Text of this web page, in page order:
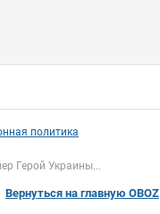
политика
Герой Украины...
Вернуться на главную OBOZ